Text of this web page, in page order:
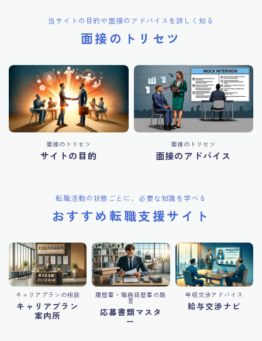
当サイトの目的や面接のアドバイスを詳しく知る
面接のトリセツ
面接のトリセツ
サイトの目的
面接のトリセツ
面接のアドバイス
転職活動の状態ごとに、必要な知識を学べる
おすすめ転職支援サイト
キャリアプランの相談
キャリアプラン
案内所
履歴書・職務経歴書の助
言
応募書類マスタ
ー
年収交渉アドバイス
給与交渉ナビ